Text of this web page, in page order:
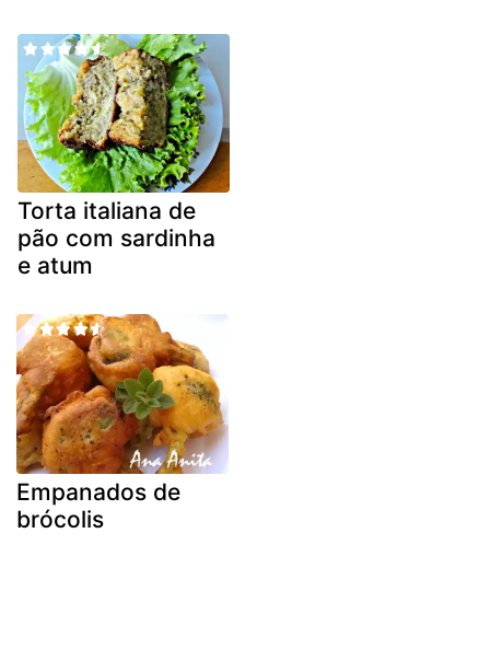
Torta italiana de
pão com sardinha
e atum
Empanados de
brócolis